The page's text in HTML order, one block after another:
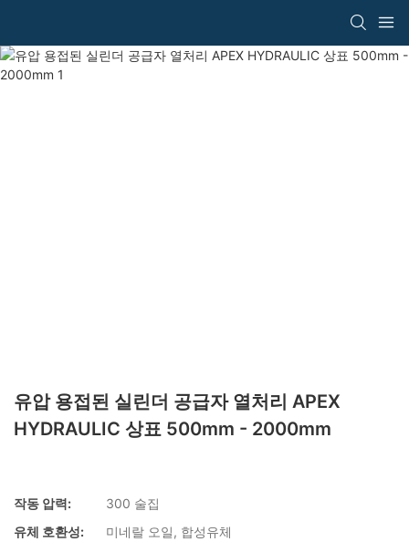
유압 용접된 실린더 공급자 열처리 APEX
HYDRAULIC 상표 500mm - 2000mm
작동 압력:
300 술집
유체 호환성:
미네랄 오일, 합성유체